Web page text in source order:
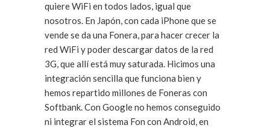
quiere WiFi en todos lados, igual que
nosotros. En Japón, con cada iPhone que se
vende se da una Fonera, para hacer crecer la
red WiFi y poder descargar datos de la red
3G, que allí está muy saturada. Hicimos una
integración sencilla que funciona bien y
hemos repartido millones de Foneras con
Softbank. Con Google no hemos conseguido
ni integrar el sistema Fon con Android, en